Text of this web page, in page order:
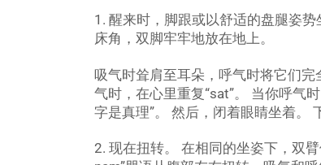
1. 醒来时，脚跟或以舒适的盘腿姿
床角，双脚牢牢地放在地上。
吸气时耸肩至耳朵，呼气时将它们
气时，在心里重复“sat”。 当你呼气
字是真理”。 然后，闭着眼睛坐着。
2. 现在扭转。 在相同的坐姿下，双